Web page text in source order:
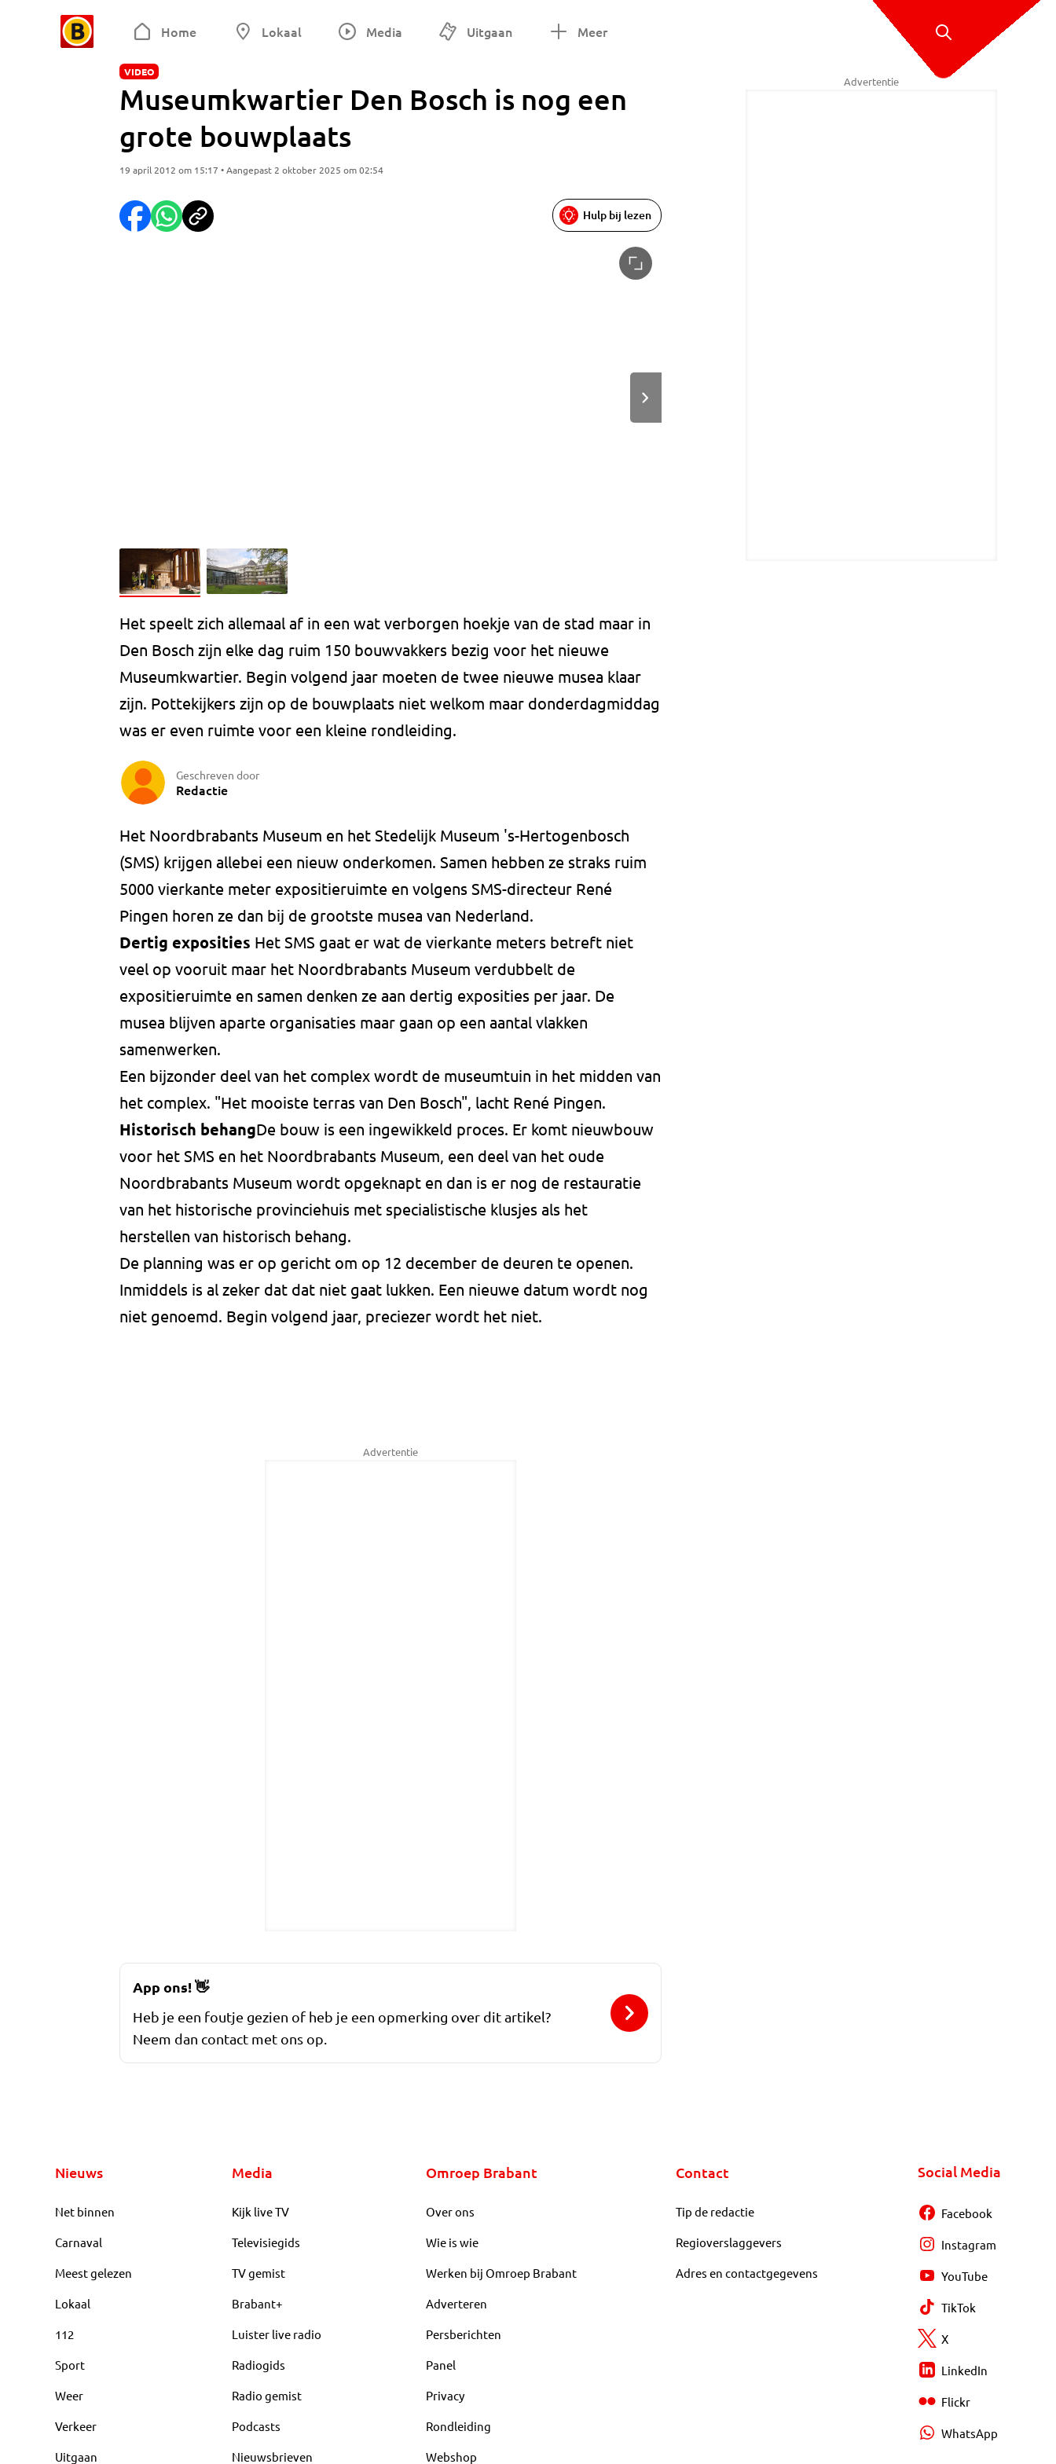
Home Lokaal Media Uitgaan Meer
VIDEO
Museumkwartier Den Bosch is nog een
grote bouwplaats
19 april 2012 om 15:17 • Aangepast 2 oktober 2025 om 02:54
Hulp bij lezen
Het speelt zich allemaal af in een wat verborgen hoekje van de stad maar in
Den Bosch zijn elke dag ruim 150 bouwvakkers bezig voor het nieuwe
Museumkwartier. Begin volgend jaar moeten de twee nieuwe musea klaar
zijn. Pottekijkers zijn op de bouwplaats niet welkom maar donderdagmiddag
was er even ruimte voor een kleine rondleiding.
Geschreven door
Redactie
Het Noordbrabants Museum en het Stedelijk Museum 's-Hertogenbosch
(SMS) krijgen allebei een nieuw onderkomen. Samen hebben ze straks ruim
5000 vierkante meter expositieruimte en volgens SMS-directeur René
Pingen horen ze dan bij de grootste musea van Nederland.
Dertig exposities Het SMS gaat er wat de vierkante meters betreft niet
veel op vooruit maar het Noordbrabants Museum verdubbelt de
expositieruimte en samen denken ze aan dertig exposities per jaar. De
musea blijven aparte organisaties maar gaan op een aantal vlakken
samenwerken.
Een bijzonder deel van het complex wordt de museumtuin in het midden van
het complex. "Het mooiste terras van Den Bosch", lacht René Pingen.
Historisch behangDe bouw is een ingewikkeld proces. Er komt nieuwbouw
voor het SMS en het Noordbrabants Museum, een deel van het oude
Noordbrabants Museum wordt opgeknapt en dan is er nog de restauratie
van het historische provinciehuis met specialistische klusjes als het
herstellen van historisch behang.
De planning was er op gericht om op 12 december de deuren te openen.
Inmiddels is al zeker dat dat niet gaat lukken. Een nieuwe datum wordt nog
niet genoemd. Begin volgend jaar, preciezer wordt het niet.
Advertentie
Advertentie
App ons!👋
Heb je een foutje gezien of heb je een opmerking over dit artikel?
Neem dan contact met ons op.
Nieuws
Net binnen
Carnaval
Meest gelezen
Lokaal
112
Sport
Weer
Verkeer
Uitgaan
Media
Kijk live TV
Televisiegids
TV gemist
Brabant+
Luister live radio
Radiogids
Radio gemist
Podcasts
Nieuwsbrieven
Omroep Brabant
Over ons
Wie is wie
Werken bij Omroep Brabant
Adverteren
Persberichten
Panel
Privacy
Rondleiding
Webshop
Contact
Tip de redactie
Regioverslaggevers
Adres en contactgegevens
Social Media
Facebook
Instagram
YouTube
TikTok
X
LinkedIn
Flickr
WhatsApp